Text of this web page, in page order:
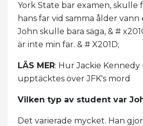
York State bar examen, skulle
hans far vid samma ålder
John skulle bara säga, & #
är inte min far. & # X201D;
LÄS MER: Hur Jackie Kennedy
upptäcktes över JFK's mord
Vilken typ av student var
Det varierade mycket. Han